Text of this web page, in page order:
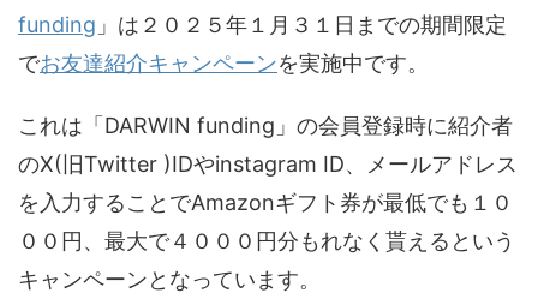
funding 」は２０２５年１月３１日までの期間限定
でお友達紹介キャンペーンを実施中です。
これは「DARWIN funding」の会員登録時に紹介者
のX(旧Twitter )IDやinstagram ID、メールアドレス
を入力することでAmazonギフト券が最低でも１０
００円、最大で４０００円分もれなく貰えるという
キャンペーンとなっています。